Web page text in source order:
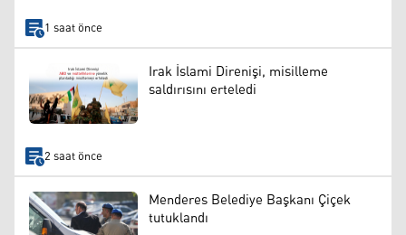
1 saat önce
Irak İslami Direnişi, misilleme
saldırısını erteledi
2 saat önce
Menderes Belediye Başkanı Çiçek
tutuklandı